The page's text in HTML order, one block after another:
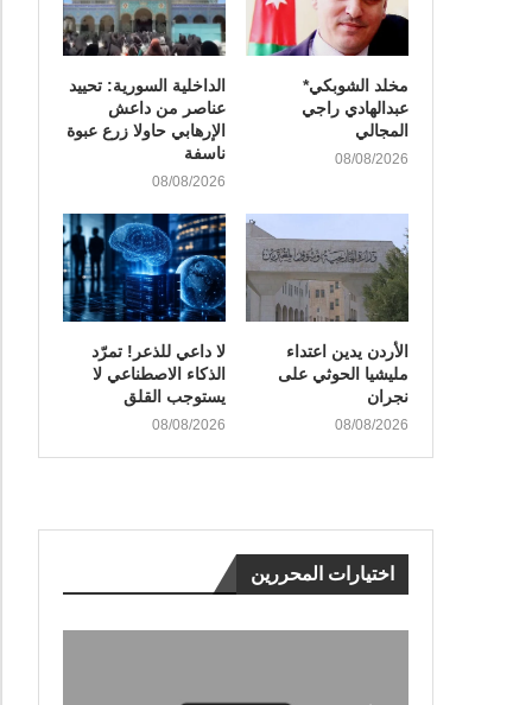
مخلد الشوبكي*
عبدالهادي راجي
المجالي
08/08/2026
الداخلية السورية: تحييد
عناصر من داعش
الإرهابي حاولا زرع عبوة
ناسفة
08/08/2026
الأردن يدين اعتداء
مليشيا الحوثي على
نجران
08/08/2026
لا داعي للذعر! تمرّد
الذكاء الاصطناعي لا
يستوجب القلق
08/08/2026
اختيارات المحررين